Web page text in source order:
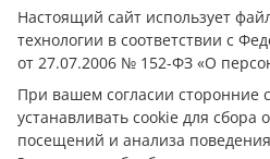
Настоящий сайт использует
технологии в соответствии с
от 27.07.2006 № 152-ФЗ «О
При вашем согласии сторонние
устанавливать cookie для сбора
посещений и анализа